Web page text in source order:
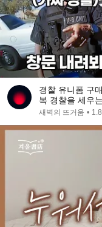
경찰 유니폼 구
복 경찰을 세우는
새벽의 뜨거움 •